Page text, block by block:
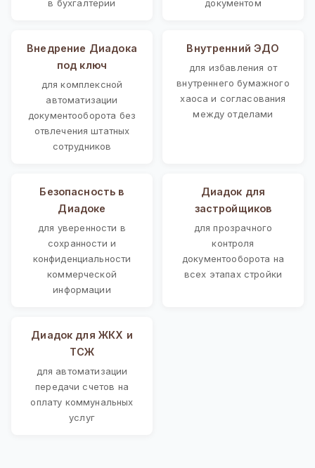
в бухгалтерии
документом
Внедрение Диадока
под ключ
для комплексной
автоматизации
документооборота без
отвлечения штатных
сотрудников
Внутренний ЭДО
для избавления от
внутреннего бумажного
хаоса и согласования
между отделами
Безопасность в
Диадоке
для уверенности в
сохранности и
конфиденциальности
коммерческой
информации
Диадок для
застройщиков
для прозрачного
контроля
документооборота на
всех этапах стройки
Диадок для ЖКХ и
ТСЖ
для автоматизации
передачи счетов на
оплату коммунальных
услуг